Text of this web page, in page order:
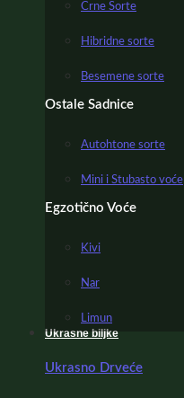
Crne Sorte
Hibridne sorte
Besemene sorte
Ostale Sadnice
Autohtone sorte
Mini i Stubasto voće
Egzotično Voće
Kivi
Nar
Limun
Ukrasne biljke
Ukrasno Drveće